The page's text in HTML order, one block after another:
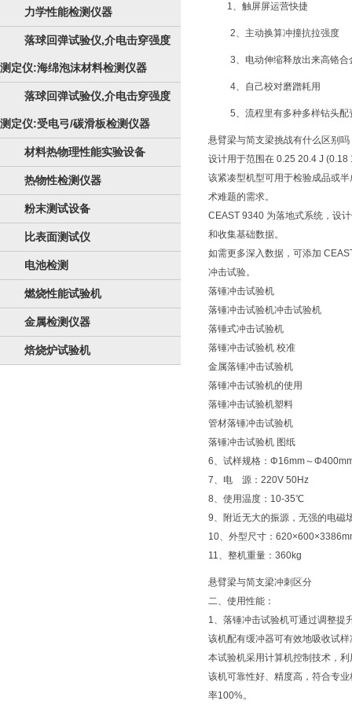
力学性能检测仪器
落球回弹试验仪,介电击穿强度
测定仪:海绵泡沫材料检测仪器
落球回弹试验仪,介电击穿强度
测定仪:受电弓/碳滑板检测仪器
材料热物理性能实验设备
热物性检测仪器
粉末测试设备
比表面测试仪
电池检测
燃烧性能试验机
金属检测仪器
焙烧炉试验机
1、触屏屏运营快捷
2、主动换算冲撞抗拉强度
3、电动伸缩释放出来高铬合
4、自己校对磨蹭耗用
5、流程里有多种多样钻头
悬臂梁与简支梁挑战有什么区别吗
设计用于范围在 0.25 20.4 J
该紧凑型机型可用于检验成品或
术难题的需求。
CEAST 9340 为落地式系统，设
和收集基础数据。
如需更多深入数据，可添加
冲击试验。
落锤冲击试验机
落锤冲击试验机冲击试验机
落锤式冲击试验机
落锤冲击试验机 校准
金属落锤冲击试验机
落锤冲击试验机的使用
落锤冲击试验机塑料
管材落锤冲击试验机
落锤冲击试验机 图纸
6、试样规格：Φ16mm～
7、电 源：220V 50Hz
8、使用温度：10-35℃
9、附近无大的振源，无强的电磁
10、外型尺寸：
11、整机重量：360kg
悬臂梁与简支梁冲刺区分
二、使用性能：
1、落锤冲击试验机可通过调整提
该机配有缓冲器可有效地吸收试
本试验机采用计算机控制技术，
该机可靠性好、精度高，符合专
率100%。